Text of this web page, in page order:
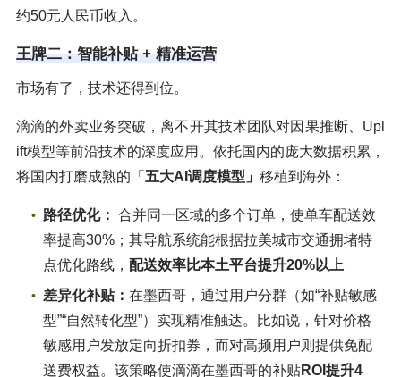
约50元人民币收入。
王牌二：智能补贴 + 精准运营
市场有了，技术还得到位。
滴滴的外卖业务突破，离不开其技术团队对因果推断、Upl
ift模型等前沿技术的深度应用。依托国内的庞大数据积累，
将国内打磨成熟的「 五大AI调度模型」 移植到海外：
路径优化： 合并同一区域的多个订单，使单车配送效
率提高30%；其导航系统能根据拉美城市交通拥堵特
点优化路线， 配送效率比本土平台提升20%以上
差异化补贴： 在墨西哥，通过用户分群（如“补贴敏感
型”“自然转化型”）实现精准触达。比如说，针对价格
敏感用户发放定向折扣券，而对高频用户则提供免配
送费权益。该策略使滴滴在墨西哥的补贴ROI提升4